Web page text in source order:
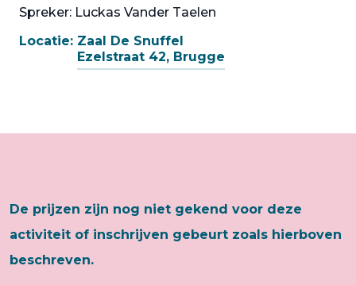
Spreker: Luckas Vander Taelen
Locatie: Zaal De Snuffel
Ezelstraat 42, Brugge
De prijzen zijn nog niet gekend voor deze
activiteit of inschrijven gebeurt zoals hierboven
beschreven.